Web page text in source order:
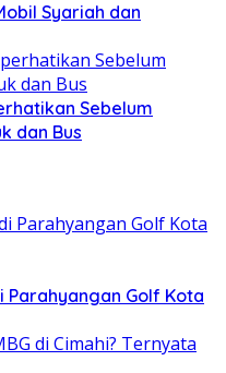
Syariah dan
Sebelum
dan Bus
Parahyangan Golf Kota